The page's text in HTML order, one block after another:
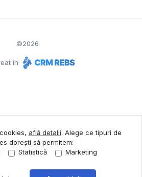
©2026
în
află detalii. Alege ce tipuri de
dorești să permitem:
Statistică Marketing